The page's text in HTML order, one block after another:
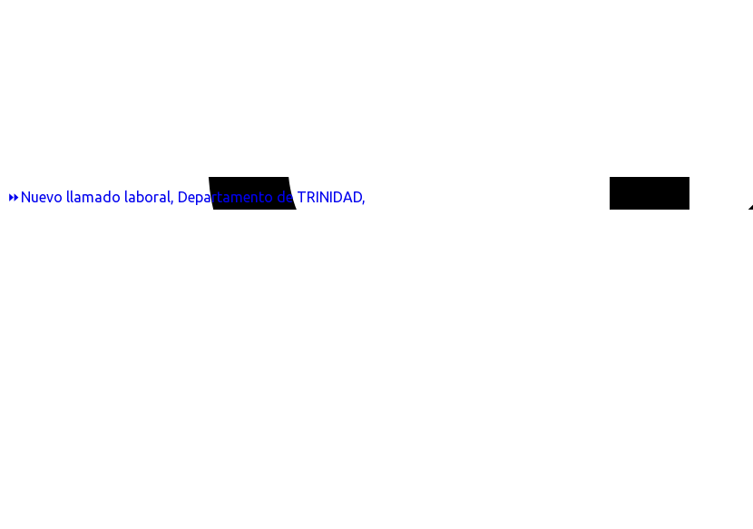
⏩Nuevo llamado laboral, Departamento de TRINIDAD,